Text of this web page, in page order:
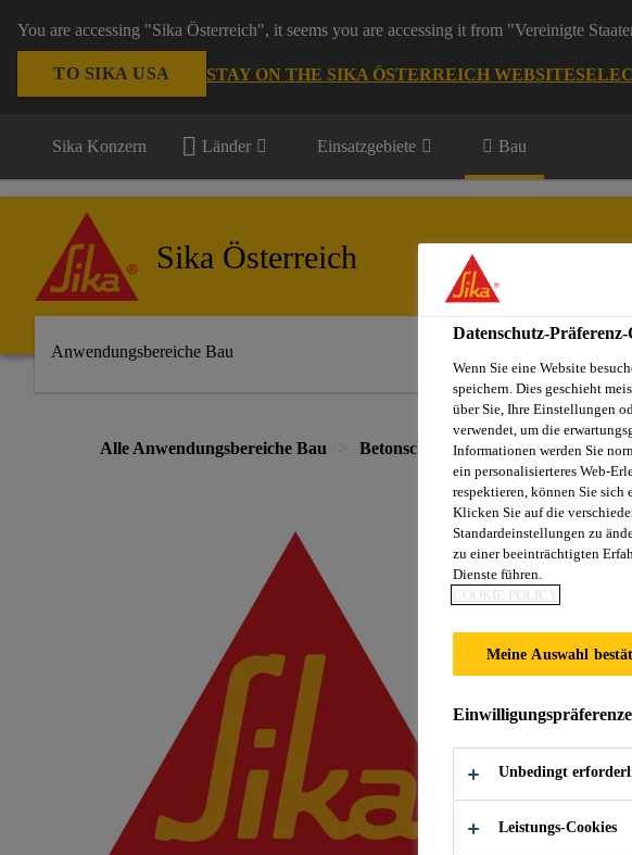
You are accessing "Sika Österreich", it seems you are accessing it from "Vereinigte
TO SIKA USA STAY ON THE SIKA ÖSTERREICH WEBSITE
Sika Konzern Länder Einsatzgebiete Bau
Sika Österreich
Anwendungsbereiche Bau
Alle Anwendungsbereiche Bau Betonschutz und -instandsetzung
R4-
Datenschutz-
Wenn Sie eine Website
speichern. Dies geschieht
über Sie, Ihre Einstellungen
verwendet, um die
Informationen werden Sie
ein personalisierteres Web-
respektieren, können Sie sich
Klicken Sie auf die
Standardeinstellungen zu
zu einer beeinträchtigten
Dienste führen.
COOKIE POLICY
Meine Auswahl
Unbedingt
Leistungs-Cookies